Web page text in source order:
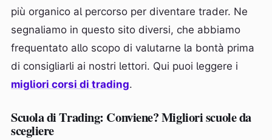
più organico al percorso per diventare trader. Ne
segnaliamo in questo sito diversi, che abbiamo
frequentato allo scopo di valutarne la bontà prima
di consigliarli ai nostri lettori. Qui puoi leggere i
migliori corsi di trading.
Scuola di Trading: Conviene? Migliori scuole da
scegliere